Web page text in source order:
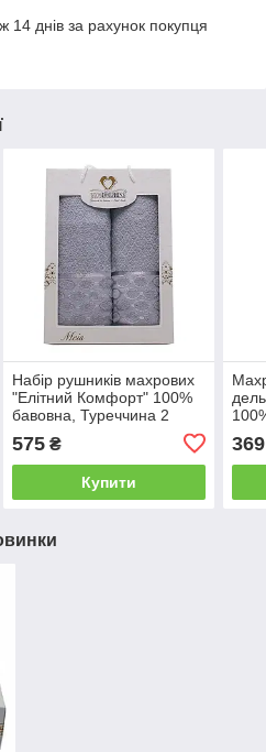
днів за рахунок покупця
Набір рушників махрових
"Елітний Комфорт" 100%
бавовна, Туреччина 2
575₴
Купити
369